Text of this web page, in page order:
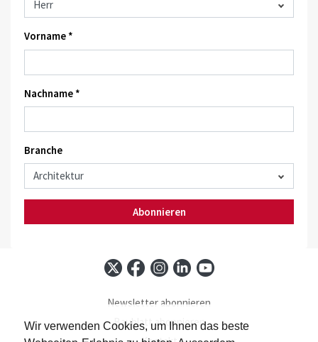
Wir verwenden Cookies, um Ihnen das beste
Vorname *
Nachname *
Branche
Abonnieren
Newsletter abonnieren
Baublatt abonnieren